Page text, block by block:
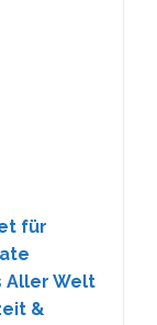
für
Aller Welt
&